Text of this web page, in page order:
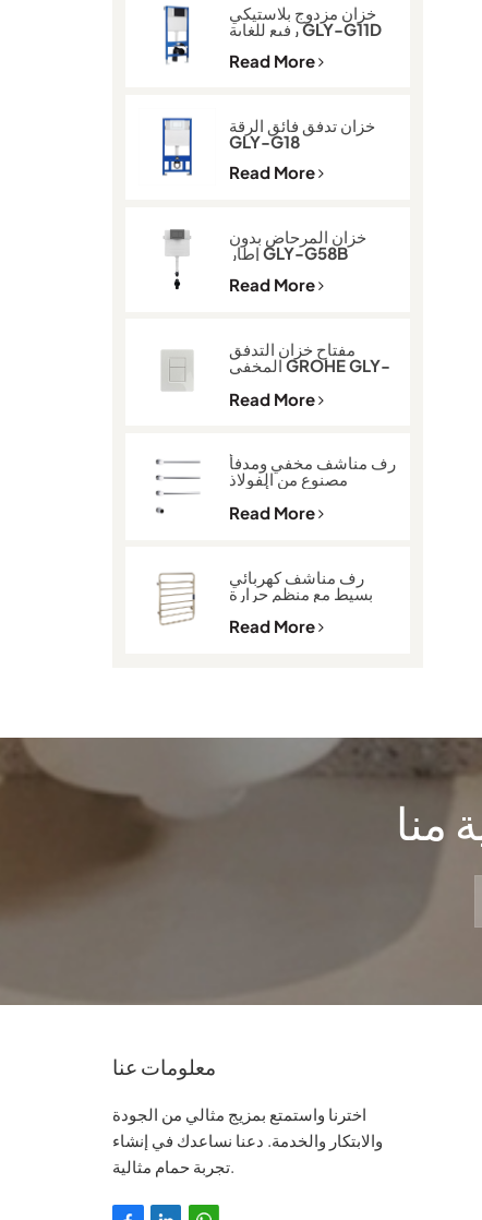
خزان مزدوج بلاستيكي
رفيع للغاية GLY-G11D
Read More
خزان تدفق فائق الرقة
GLY-G18
Read More
خزان المرحاض بدون
إطار GLY-G58B
Read More
مفتاح خزان التدفق
المخفي GROHE GLY-
600
Read More
رف مناشف مخفي ومدفأ
مصنوع من الفولاذ
المقاوم للصدأ 304
GLY-K513
Read More
رف مناشف كهربائي
بسيط مع منظم حرارة
GLY-2101
Read More
معلومات عنا
اخترنا واستمتع بمزيج مثالي من الجودة
والابتكار والخدمة. دعنا نساعدك في إنشاء